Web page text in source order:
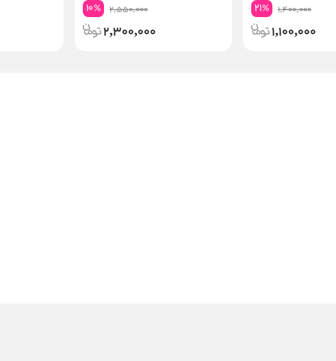
1,400,000
21%
1,100,000
2,550,000
10%
2,300,000